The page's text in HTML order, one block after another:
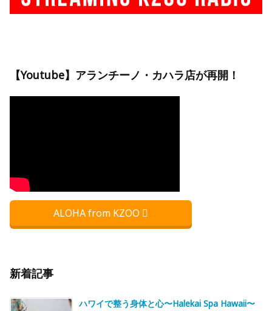
【Youtube】アランチーノ・カハラ店が再開！
ALOHA from KZOO
新着記事
ハワイで整う身体と心〜Halekai Spa Hawaii〜